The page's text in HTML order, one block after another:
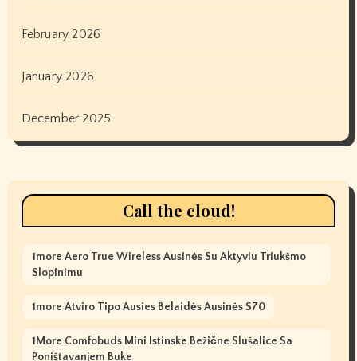
February 2026
January 2026
December 2025
Call the cloud!
1more Aero True Wireless Ausinės Su Aktyviu Triukšmo
Slopinimu
1more Atviro Tipo Ausies Belaidės Ausinės S70
1More Comfobuds Mini Istinske Bežične Slušalice Sa
Poništavanjem Buke